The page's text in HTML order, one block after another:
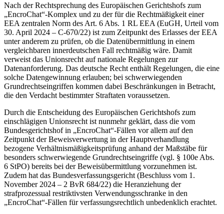
Nach der Rechtsprechung des Europäischen Gerichtshofs zum
„EncroChat“-Komplex und zu der für die Rechtmäßigkeit einer
EEA zentralen Norm des Art. 6 Abs. 1 RL EEA (EuGH, Urteil vom
30. April 2024 – C-670/22) ist zum Zeitpunkt des Erlasses der EEA
unter anderem zu prüfen, ob die Datenübermittlung in einem
vergleichbaren innerdeutschen Fall rechtmäßig wäre. Damit
verweist das Unionsrecht auf nationale Regelungen zur
Datenanforderung. Das deutsche Recht enthält Regelungen, die eine
solche Datengewinnung erlauben; bei schwerwiegenden
Grundrechtseingriffen kommen dabei Beschränkungen in Betracht,
die den Verdacht bestimmter Straftaten voraussetzen.
Durch die Entscheidung des Europäischen Gerichtshofs zum
einschlägigen Unionsrecht ist nunmehr geklärt, dass die vom
Bundesgerichtshof in „EncroChat“-Fällen vor allem auf den
Zeitpunkt der Beweisverwertung in der Hauptverhandlung
bezogene Verhältnismäßigkeitsprüfung anhand der Maßstäbe für
besonders schwerwiegende Grundrechtseingriffe (vgl. § 100e Abs.
6 StPO) bereits bei der Beweisübermittlung vorzunehmen ist.
Zudem hat das Bundesverfassungsgericht (Beschluss vom 1.
November 2024 – 2 BvR 684/22) die Heranziehung der
strafprozessual restriktivsten Verwendungsschranke in den
„EncroChat“-Fällen für verfassungsrechtlich unbedenklich erachtet.